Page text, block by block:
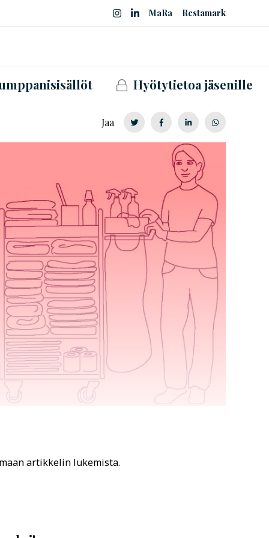
MaRa Restamark
Hyötytietoa jäsenille
Jaa
artikkelin lukemista.